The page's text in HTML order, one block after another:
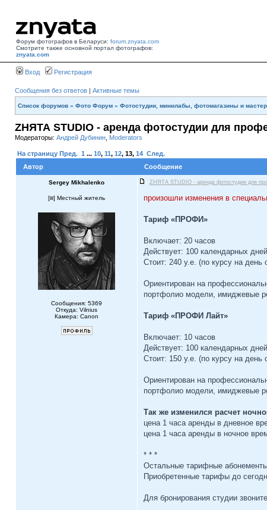
Форум фотографов в Беларуси: forum.znyata.com
Смотрите также основной портал фотографов:
znyata.com
Вход Регистрация
Сообщения без ответов | Активные темы
Список форумов » Фото Форум » Фотостудии, минилабы, фотомагазины и
ZНЯТА STUDIO - аренда фотостудии для
Модераторы: Андрей Дубинин Moderators
На страницу Пред. 1 ... 10, 11, 12, 13, 14 След.
Автор
Сообщение
Sergey Mikhalenko ZНЯТА STUDIO - аренда фотостудии для
[ ] Местный житель
Сообщения: 5369
Откуда: Vilnius
Камера: Canon
произошли изменения в
Тариф «ПРОФИ»
Включает: 20 часов
Действует: 100 календарных дней
Стоит: 240 у.е. (по курсу на день
Ориентирован на
портфолио модели, имиджевые
Тариф «ПРОФИ Лайт»
Включает: 10 часов
Действует: 100 календарных дней
Стоит: 150 у.е. (по курсу на день
Ориентирован на
портфолио модели, имиджевые
Так же изменился расчет
цена 1 часа аренды в дневное
цена 1 часа аренды в ночное
* * *
Остальные тарифные
Приобретенные тарифы до
Для бронирования студии